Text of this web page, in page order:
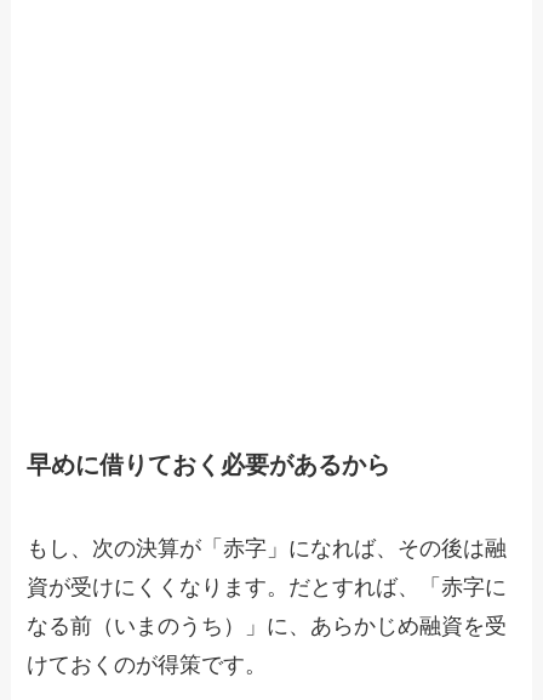
早めに借りておく必要があるから
もし、次の決算が「赤字」になれば、その後は融
資が受けにくくなります。だとすれば、「赤字に
なる前（いまのうち）」に、あらかじめ融資を受
けておくのが得策です。